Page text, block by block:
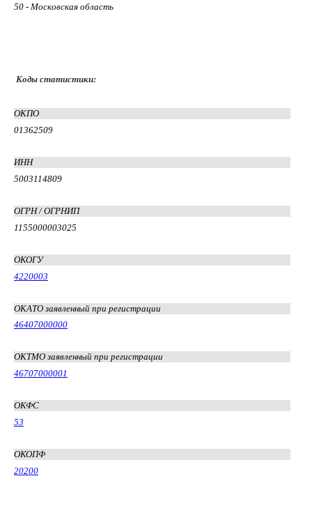
50 - Московская область
Коды статистики:
ОКПО
01362509
ИНН
5003114809
ОГРН / ОГРНИП
1155000003025
ОКОГУ
4220003
ОКАТО заявленный при регистрации
46407000000
ОКТМО заявленный при регистрации
46707000001
ОКФС
53
ОКОПФ
20200